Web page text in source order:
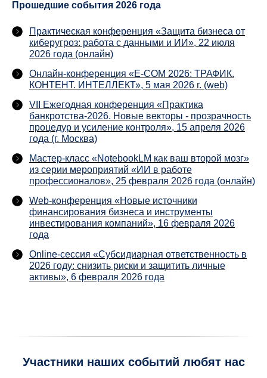
Прошедшие события 2026 года
Практическая конференция «Защита бизнеса от
киберугроз: работа с данными и ИИ», 22 июля
2026 года (онлайн)
Онлайн-конференция «E-COM 2026: ТРАФИК.
КОНТЕНТ. ИНТЕЛЛЕКТ», 5 мая 2026 г. (web)
VII Ежегодная конференция «Практика
банкротства-2026. Новые векторы - прозрачность
процедур и усиление контроля», 15 апреля 2026
года (г. Москва)
Мастер-класс «NotebookLM как ваш второй мозг»
из серии мероприятий «ИИ в работе
профессионалов», 25 февраля 2026 года (онлайн)
Web-конференция «Новые источники
финансирования бизнеса и инструменты
инвестирования компаний», 16 февраля 2026
года
Online-сессия «Субсидиарная ответственность в
2026 году: снизить риски и защитить личные
активы», 6 февраля 2026 года
Участники наших событий любят нас